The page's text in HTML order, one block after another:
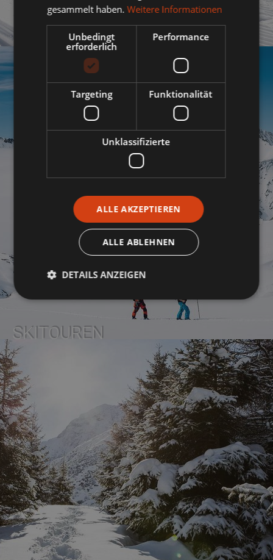
LANGLAUFEN
SKITOUREN
gesammelt haben.Weitere Informationen
Unbedingt
erforderlich
Performance
Targeting Funktionalität
Unklassifizierte
ALLE AKZEPTIEREN
ALLE ABLEHNEN
DETAILS ANZEIGEN